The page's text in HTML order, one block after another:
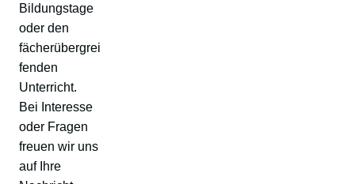
Bildungstage
oder den
fächerübergrei
fenden
Unterricht.
Bei Interesse
oder Fragen
freuen wir uns
auf Ihre